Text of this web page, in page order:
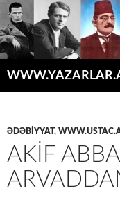
ƏDƏBİYYAT ,
AKIF